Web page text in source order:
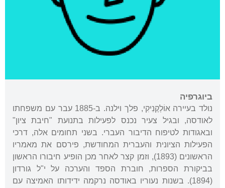
ביוגרפיה
נולד בעיירה אוֹלְקֶנִיקִי, פלך וילנה. ב-1885 עבר עם משפחתו
לאודסה, ובגיל צעיר נכנס לפעילות בתנועת "חיבת ציון"
ובאגודות לטיפוח הדיבור העברי. בשני תחומים אלה, דרכי
הפעילות הציונית והעברית המחודשת, פירסם את מאמריו
הראשונים (1893), וזמן קצר לאחר מכן הופיע חיבורו הראשון
בביקורת הספרות, חוברת הספד והערכה על י"ל גורדון
(1894). בשנות נעוריו באודסה נרקמה ידידותו האמיצה עם